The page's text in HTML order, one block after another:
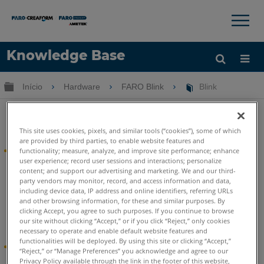
Knowledge Base
Idioma
×
Expandir/recolher hierarquia global
Início Hardware FARO Blink Blink
Popular
Ajuda on-line do Blink
Manual do usuário do FARO Blink (PDF)
Folheto do produto para o FARO Blink
FARO®Blink™ Imaging Laser Scanner
This site uses cookies, pixels, and similar tools (“cookies”), some of which
are provided by third parties, to enable website features and
functionality; measure, analyze, and improve site performance; enhance
user experience; record user sessions and interactions; personalize
content; and support our advertising and marketing. We and our third-
party vendors may monitor, record, and access information and data,
including device data, IP address and online identifiers, referring URLs
and other browsing information, for these and similar purposes. By
clicking Accept, you agree to such purposes. If you continue to browse
our site without clicking “Accept,” or if you click “Reject,” only cookies
necessary to operate and enable default website features and
functionalities will be deployed. By using this site or clicking “Accept,”
“Reject,” or “Manage Preferences” you acknowledge and agree to our
Privacy Policy available through the link in the footer of this website,